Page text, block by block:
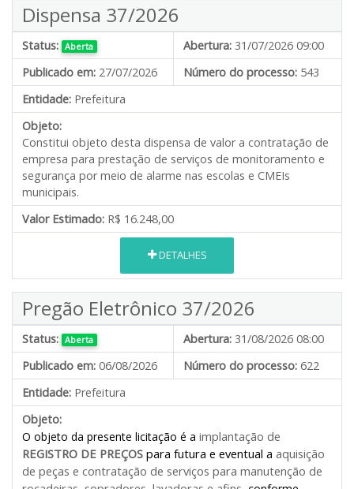
Dispensa 37/2026
Status: Aberta Abertura: 31/07/2026 09:00
Publicado em: 27/07/2026 Número do processo: 543
Entidade: Prefeitura
Objeto:
Constitui objeto desta dispensa de valor a contratação de
empresa para prestação de serviços de monitoramento e
segurança por meio de alarme nas escolas e CMEIs
municipais.
Valor Estimado: R$ 16.248,00
DETALHES
Pregão Eletrônico 37/2026
Status: Aberta Abertura: 31/08/2026 08:00
Publicado em: 06/08/2026 Número do processo: 622
Entidade: Prefeitura
Objeto:
O objeto da presente licitação é a implantação de
REGISTRO DE PREÇOS para futura e eventual a aquisição
de peças e contratação de serviços para manutenção de